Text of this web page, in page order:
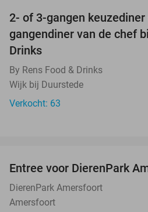
2- of 3-gangen
gangendiner van de chef
Drinks
By Rens Food & Drinks
Wijk bij Duurstede
Verkocht: 63
Entree voor DierenPark
DierenPark Amersfoort
Amersfoort